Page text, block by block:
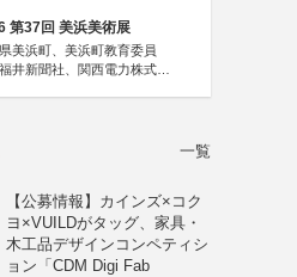
第37回 美浜美術展
美浜町、美浜町教育委員
井新聞社、関西電力株式会
一覧
【公募情報】カインズ×コク
ヨ×VUILDがタッグ、家具・
木工品デザインコンペティシ
ョン「CDM Digi Fab